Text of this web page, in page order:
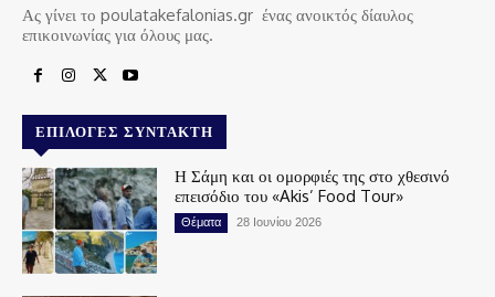
Ας γίνει το poulatakefalonias.gr ένας ανοικτός δίαυλος
επικοινωνίας για όλους μας.
ΕΠΙΛΟΓΈΣ ΣΥΝΤΆΚΤΗ
Η Σάμη και οι ομορφιές της στο χθεσινό
επεισόδιο του «Akis’ Food Tour»
Θέματα 28 Ιουνίου 2026